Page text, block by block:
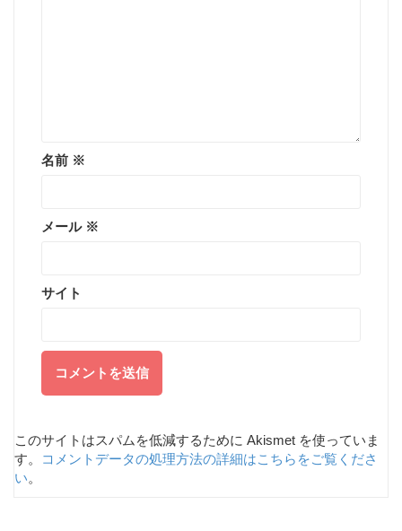
名前 ※
メール ※
サイト
このサイトはスパムを低減するために Akismet を使っていま
す。
コメントデータの処理方法の詳細はこちらをご覧くださ
い。